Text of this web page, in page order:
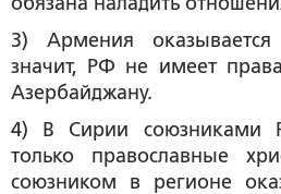
3) Армения
значит, РФ не имеет
Азербайджану.
4) В Сирии союзниками
только православные
союзником в регионе